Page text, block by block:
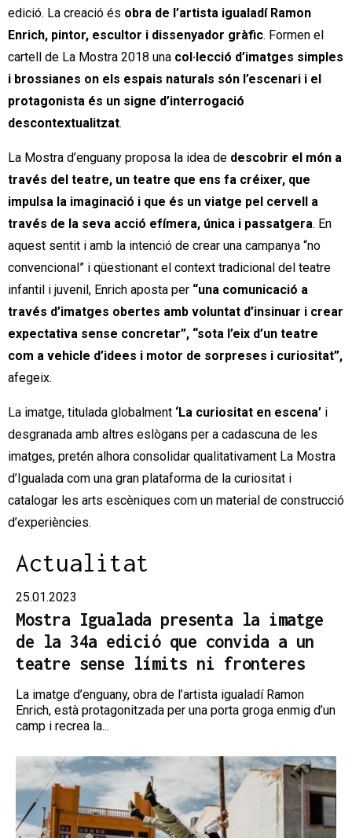
edició. La creació és obra de l’artista igualadí Ramon
Enrich, pintor, escultor i dissenyador gràfic. Formen el
cartell de La Mostra 2018 una col·lecció d’imatges simples
i brossianes on els espais naturals són l’escenari i el
protagonista és un signe d’interrogació
descontextualitzat.
La Mostra d’enguany proposa la idea de descobrir el món a
través del teatre, un teatre que ens fa créixer, que
impulsa la imaginació i que és un viatge pel cervell a
través de la seva acció efímera, única i passatgera. En
aquest sentit i amb la intenció de crear una campanya “no
convencional” i qüestionant el context tradicional del teatre
infantil i juvenil, Enrich aposta per “una comunicació a
través d’imatges obertes amb voluntat d’insinuar i crear
expectativa sense concretar”, “sota l’eix d’un teatre
com a vehicle d’idees i motor de sorpreses i curiositat”,
afegeix.
La imatge, titulada globalment ‘La curiositat en escena’ i
desgranada amb altres eslògans per a cadascuna de les
imatges, pretén alhora consolidar qualitativament La Mostra
d’Igualada com una gran plataforma de la curiositat i
catalogar les arts escèniques com un material de construcció
d’experiències.
Actualitat
25.01.2023
Mostra Igualada presenta la imatge
de la 34a edició que convida a un
teatre sense límits ni fronteres
La imatge d’enguany, obra de l’artista igualadí Ramon
Enrich, està protagonitzada per una porta groga enmig d’un
camp i recrea la...